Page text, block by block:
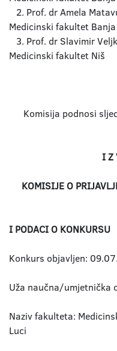
2. Prof. dr Amela
Medicinski fakultet
3. Prof. dr Slavimir
Medicinski fakultet Niš
Komisija podnosi
I Z
KOMISIJE O
I PODACI O KONKURSU
Konkurs objavljen:
Uža naučna/umjetnička
Naziv fakulteta:
Luci